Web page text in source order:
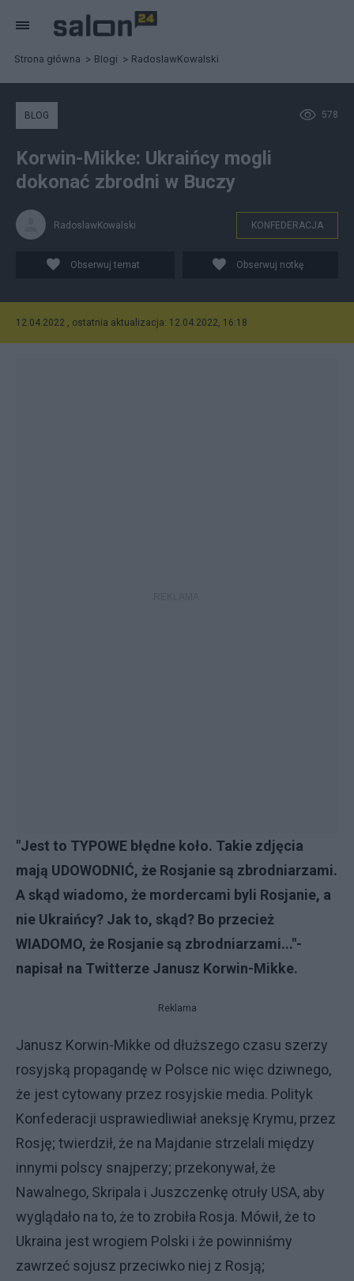
Strona główna Blogi RadoslawKowalski
578
BLOG
Korwin-Mikke: Ukraińcy mogli
dokonać zbrodni w Buczy
RadoslawKowalski KONFEDERACJA
Obserwuj temat Obserwuj notkę
12.04.2022 , ostatnia aktualizacja: 12.04.2022, 16:18
"Jest to TYPOWE błędne koło. Takie zdjęcia
mają UDOWODNIĆ, że Rosjanie są zbrodniarzami.
A skąd wiadomo, że mordercami byli Rosjanie, a
nie Ukraińcy? Jak to, skąd? Bo przecież
WIADOMO, że Rosjanie są zbrodniarzami..."-
napisał na Twitterze Janusz Korwin-Mikke.
Reklama
Janusz Korwin-Mikke od dłuższego czasu szerzy
rosyjską propagandę w Polsce nic więc dziwnego,
że jest cytowany przez rosyjskie media. Polityk
Konfederacji usprawiedliwiał aneksję Krymu, przez
Rosję; twierdził, że na Majdanie strzelali między
innymi polscy snajperzy; przekonywał, że
Nawalnego, Skripala i Juszczenkę otruły USA, aby
wyglądało na to, że to zrobiła Rosja. Mówił, że to
Ukraina jest wrogiem Polski i że powinniśmy
zawrzeć sojusz przeciwko niej z Rosją;